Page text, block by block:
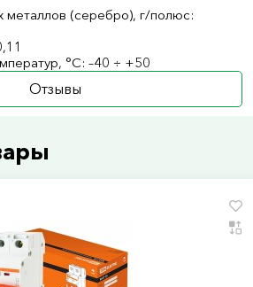
металлов (серебро), г/полюс:
°С: –40 ÷ +50
Отзывы